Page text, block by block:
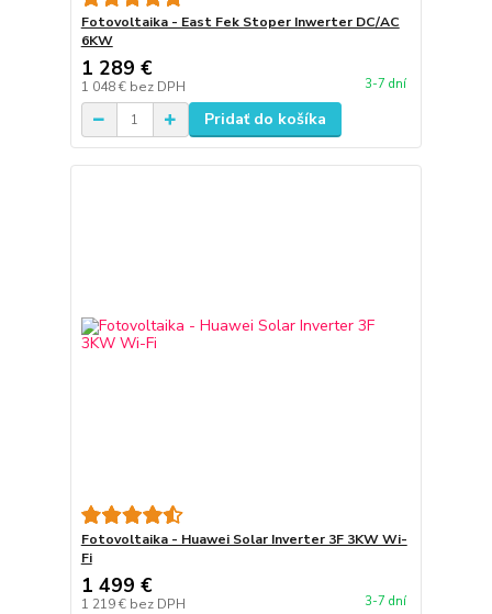
Fotovoltaika - East Fek Stoper Inwerter DC/AC
6KW
1 289 €
1 048 € bez DPH 3-7 dní
Pridať do košíka
Fotovoltaika - Huawei Solar Inverter 3F 3KW Wi-
Fi
1 499 €
1 219 € bez DPH 3-7 dní